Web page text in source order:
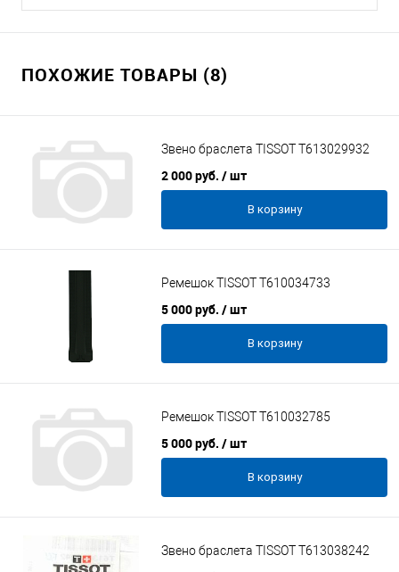
ПОХОЖИЕ ТОВАРЫ (8)
Звено браслета TISSOT T613029932
2 000 руб. / шт
В корзину
Ремешок TISSOT T610034733
5 000 руб. / шт
В корзину
Ремешок TISSOT T610032785
5 000 руб. / шт
В корзину
Звено браслета TISSOT T613038242